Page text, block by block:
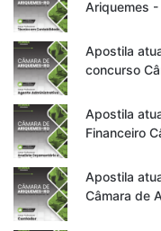
Ariquemes
Apostila
concurso
Apostila
Financeiro
Apostila
Câmara de